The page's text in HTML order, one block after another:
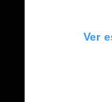
Ver